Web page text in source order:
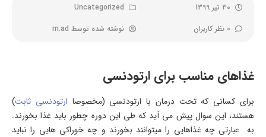
30 تیر 1399
Uncategorized
0 نظر کاربران
نوشته شده توسط m.ad
غذاهای مناسب برای ارتودنسی
برای کسانی که تحت درمان با ارتودنسی (مخصوصا ارتودنسی ثابت)
هستند، این سوال پیش می آید که طی این دوره چطور باید غذا بخورند.
به عبارتی چه غذاهایی را میتوانند بخورند و چه خوراکی هایی را نباید